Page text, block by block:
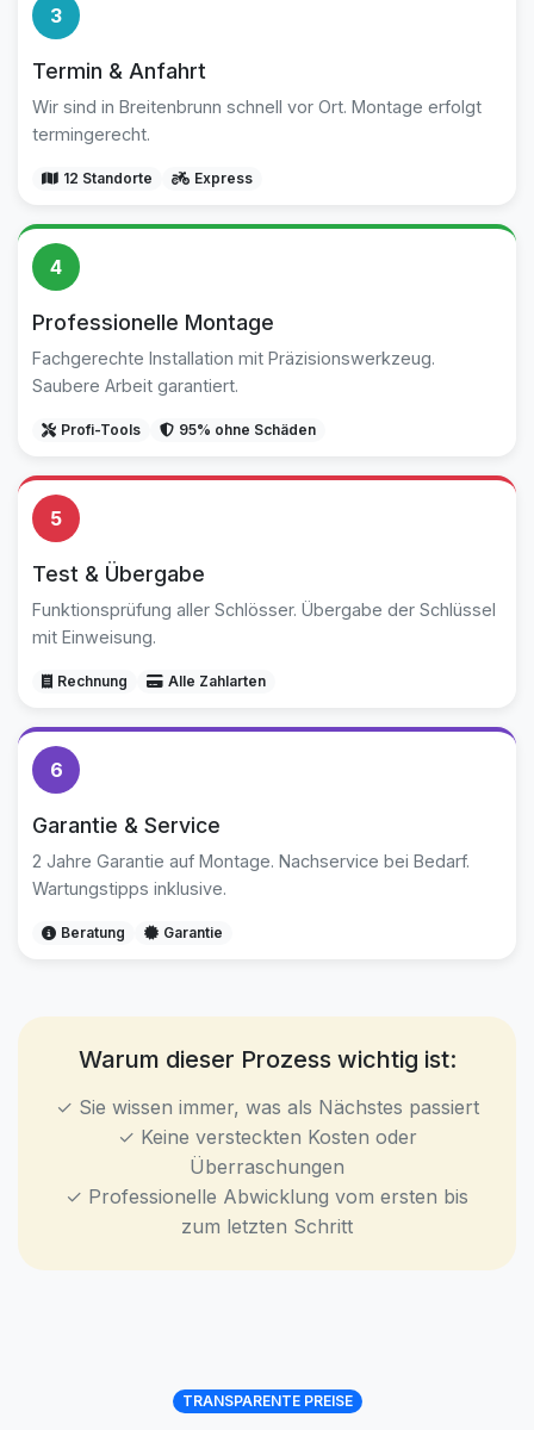
3
Termin & Anfahrt
Wir sind in Breitenbrunn schnell vor Ort. Montage erfolgt
termingerecht.
12 Standorte Express
4
Professionelle Montage
Fachgerechte Installation mit Präzisionswerkzeug.
Saubere Arbeit garantiert.
Profi-Tools 95% ohne Schäden
5
Test & Übergabe
Funktionsprüfung aller Schlösser. Übergabe der Schlüssel
mit Einweisung.
Rechnung Alle Zahlarten
6
Garantie & Service
2 Jahre Garantie auf Montage. Nachservice bei Bedarf.
Wartungstipps inklusive.
Beratung Garantie
Warum dieser Prozess wichtig ist:
✓ Sie wissen immer, was als Nächstes passiert
✓ Keine versteckten Kosten oder
Überraschungen
✓ Professionelle Abwicklung vom ersten bis
zum letzten Schritt
TRANSPARENTE PREISE